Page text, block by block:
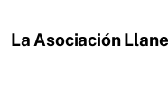
La Asociación